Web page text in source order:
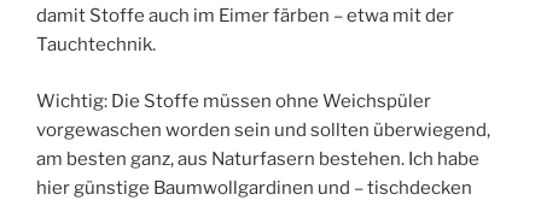
damit Stoffe auch im Eimer färben – etwa mit der
Tauchtechnik.
Wichtig: Die Stoffe müssen ohne Weichspüler
vorgewaschen worden sein und sollten überwiegend,
am besten ganz, aus Naturfasern bestehen. Ich habe
hier günstige Baumwollgardinen und – tischdecken